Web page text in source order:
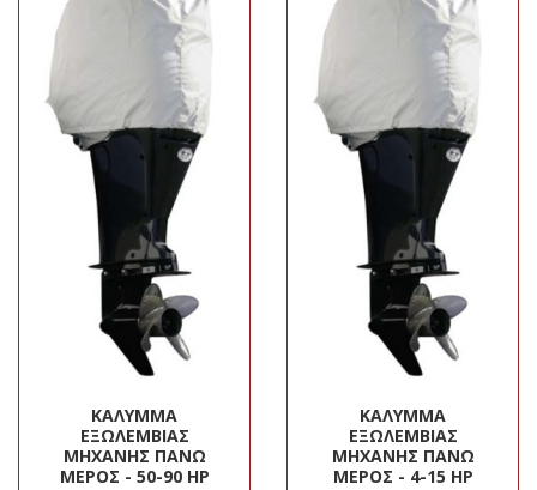
ΚΆΛΥΜΜΑ
ΕΞΩΛΈΜΒΙΑΣ
ΜΗΧΑΝΉΣ ΠΆΝΩ
ΜΈΡΟΣ - 50-90 HP
ΚΆΛΥΜΜΑ
ΕΞΩΛΈΜΒΙΑΣ
ΜΗΧΑΝΉΣ ΠΆΝΩ
ΜΈΡΟΣ - 4-15 HP